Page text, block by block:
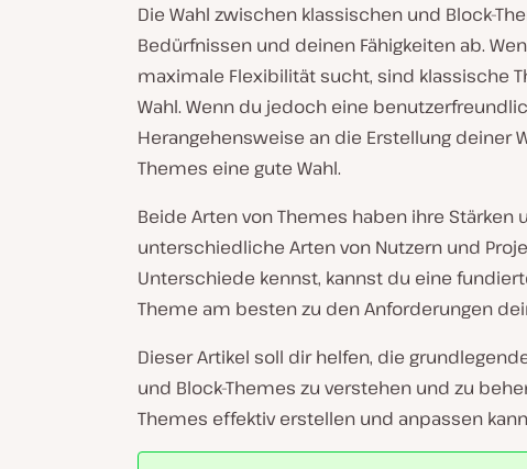
Die Wahl zwischen klassischen und Block-
Bedürfnissen und deinen Fähigkeiten ab.
maximale Flexibilität sucht, sind klassische
Wahl. Wenn du jedoch eine
Herangehensweise an die Erstellung deiner
Themes eine gute Wahl.
Beide Arten von Themes haben ihre Stärken
unterschiedliche Arten von Nutzern und
Unterschiede kennst, kannst du eine
Theme am besten zu den Anforderungen
Dieser Artikel soll dir helfen, die
und Block-Themes zu verstehen und zu
Themes effektiv erstellen und anpassen